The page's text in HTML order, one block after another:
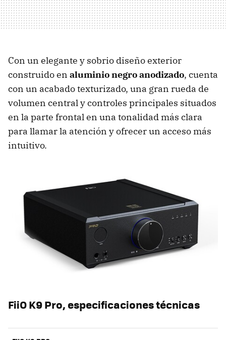
Con un elegante y sobrio diseño exterior
construido en aluminio negro anodizado, cuenta
con un acabado texturizado, una gran rueda de
volumen central y controles principales situados
en la parte frontal en una tonalidad más clara
para llamar la atención y ofrecer un acceso más
intuitivo.
FiiO K9 Pro, especificaciones técnicas